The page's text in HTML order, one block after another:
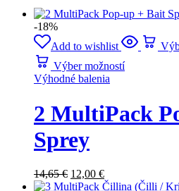
-18%
Add to wishlist
Výber možností
Výhodné balenia
2 MultiPack
Sprey
14,65€ 12,00 €